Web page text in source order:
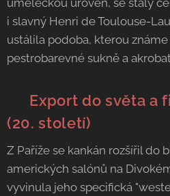
uměleckou úroveň, se staly
i slavný Henri de Toulouse-
ustálila podoba, kterou
pestrobarevné sukně a
🎬 Export do světa
(20. století)
Z Paříže se kankán rozšířil do
amerických salónů na
vyvinula jeho specifická